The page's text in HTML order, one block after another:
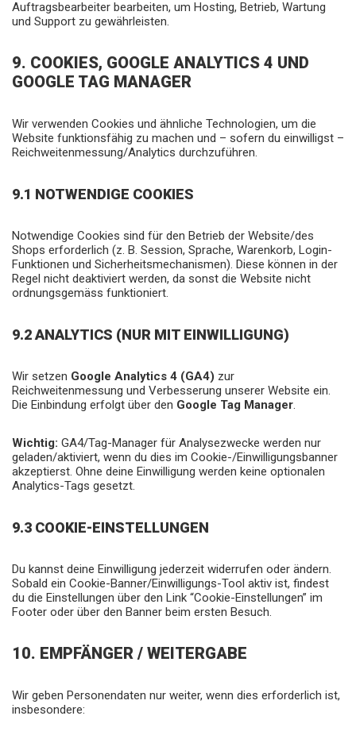
Auftragsbearbeiter bearbeiten, um Hosting, Betrieb, Wartung
und Support zu gewährleisten.
9. COOKIES, GOOGLE ANALYTICS 4 UND
GOOGLE TAG MANAGER
Wir verwenden Cookies und ähnliche Technologien, um die
Website funktionsfähig zu machen und – sofern du einwilligst –
Reichweitenmessung/Analytics durchzuführen.
9.1 NOTWENDIGE COOKIES
Notwendige Cookies sind für den Betrieb der Website/des
Shops erforderlich (z. B. Session, Sprache, Warenkorb, Login-
Funktionen und Sicherheitsmechanismen). Diese können in der
Regel nicht deaktiviert werden, da sonst die Website nicht
ordnungsgemäss funktioniert.
9.2 ANALYTICS (NUR MIT EINWILLIGUNG)
Wir setzen Google Analytics 4 (GA4) zur
Reichweitenmessung und Verbesserung unserer Website ein.
Die Einbindung erfolgt über den Google Tag Manager.
Wichtig: GA4/Tag-Manager für Analysezwecke werden nur
geladen/aktiviert, wenn du dies im Cookie-/Einwilligungsbanner
akzeptierst. Ohne deine Einwilligung werden keine optionalen
Analytics-Tags gesetzt.
9.3 COOKIE-EINSTELLUNGEN
Du kannst deine Einwilligung jederzeit widerrufen oder ändern.
Sobald ein Cookie-Banner/Einwilligungs-Tool aktiv ist, findest
du die Einstellungen über den Link “Cookie-Einstellungen” im
Footer oder über den Banner beim ersten Besuch.
10. EMPFÄNGER / WEITERGABE
Wir geben Personendaten nur weiter, wenn dies erforderlich ist,
insbesondere: